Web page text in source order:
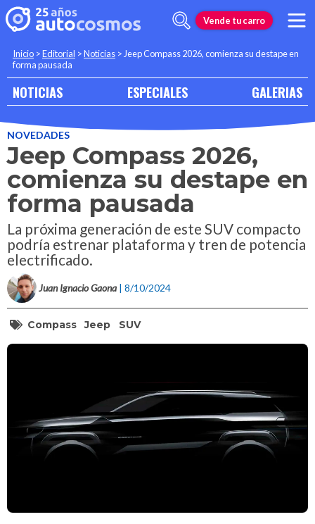
Vende tu carro
Inicio >Editorial >Noticias >Jeep Compass 2026, comienza su destape en
forma pausada
NOTICIAS ESPECIALES GALERIAS
NOVEDADES
Jeep Compass 2026,
comienza su destape en
forma pausada
La próxima generación de este SUV compacto
podría estrenar plataforma y tren de potencia
electrificado.
Juan Ignacio Gaona | 8/10/2024
Compass Jeep SUV